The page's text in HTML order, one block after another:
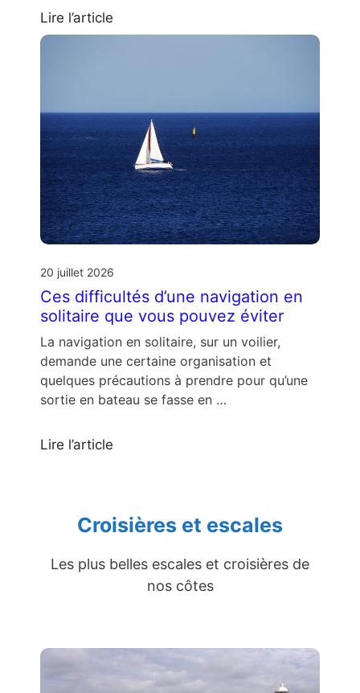
Lire l’article
20 juillet 2026
Ces difficultés d’une navigation en
solitaire que vous pouvez éviter
La navigation en solitaire, sur un voilier,
demande une certaine organisation et
quelques précautions à prendre pour qu’une
sortie en bateau se fasse en …
Lire l’article
Croisières et escales
Les plus belles escales et croisières de
nos côtes